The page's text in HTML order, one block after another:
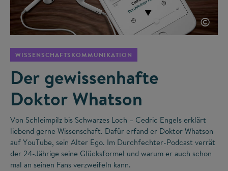
©
WISSENSCHAFTSKOMMUNIKATION
Der gewissenhafte
Doktor Whatson
Von Schleimpilz bis Schwarzes Loch – Cedric Engels erklärt
liebend gerne Wissenschaft. Dafür erfand er Doktor Whatson
auf YouTube, sein Alter Ego. Im Durchfechter-Podcast verrät
der 24-Jährige seine Glücksformel und warum er auch schon
mal an seinen Fans verzweifeln kann.